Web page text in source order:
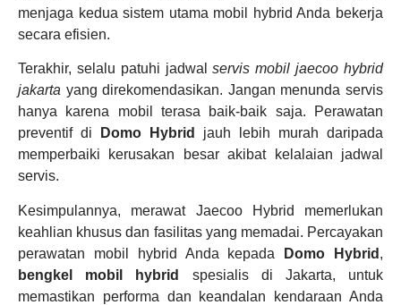
menjaga kedua sistem utama mobil hybrid Anda bekerja
secara efisien.
Terakhir, selalu patuhi jadwalservis mobil jaecoo hybrid
jakarta yang direkomendasikan. Jangan menunda servis
hanya karena mobil terasa baik-baik saja. Perawatan
preventif di
Domo Hybrid
jauh lebih murah daripada
memperbaiki kerusakan besar akibat kelalaian jadwal
servis.
Kesimpulannya, merawat Jaecoo Hybrid memerlukan
keahlian khusus dan fasilitas yang memadai. Percayakan
perawatan mobil hybrid Anda kepada
Domo Hybrid ,
bengkel mobil hybrid
spesialis di Jakarta, untuk
memastikan performa dan keandalan kendaraan Anda